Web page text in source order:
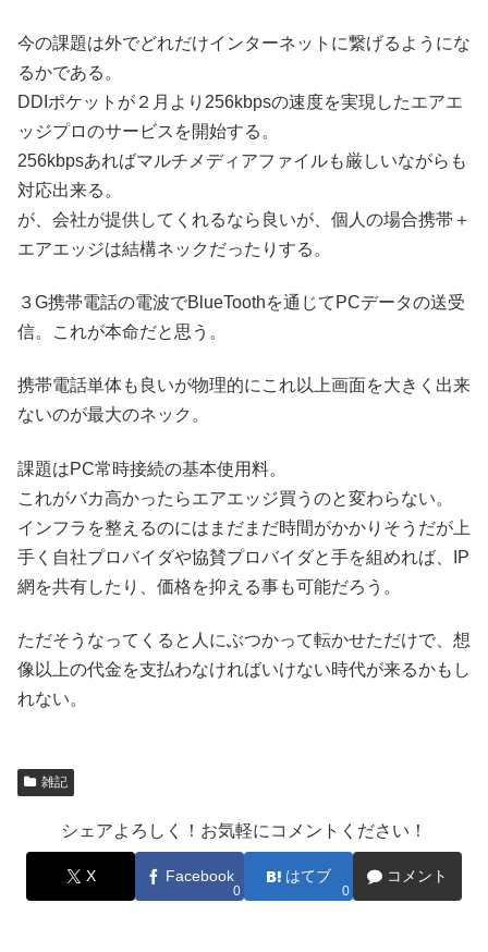
今の課題は外でどれだけインターネットに繋げるようにな
るかである。
DDIポケットが２月より256kbpsの速度を実現したエアエ
ッジプロのサービスを開始する。
256kbpsあればマルチメディアファイルも厳しいながらも
対応出来る。
が、会社が提供してくれるなら良いが、個人の場合携帯＋
エアエッジは結構ネックだったりする。
３G携帯電話の電波でBlueToothを通じてPCデータの送受
信。これが本命だと思う。
携帯電話単体も良いが物理的にこれ以上画面を大きく出来
ないのが最大のネック。
課題はPC常時接続の基本使用料。
これがバカ高かったらエアエッジ買うのと変わらない。
インフラを整えるのにはまだまだ時間がかかりそうだが上
手く自社プロバイダや協賛プロバイダと手を組めれば、IP
網を共有したり、価格を抑える事も可能だろう。
ただそうなってくると人にぶつかって転かせただけで、想
像以上の代金を支払わなければいけない時代が来るかもし
れない。
雑記
シェアよろしく！お気軽にコメントください！
X Facebook
0
はてブ
0
コメント